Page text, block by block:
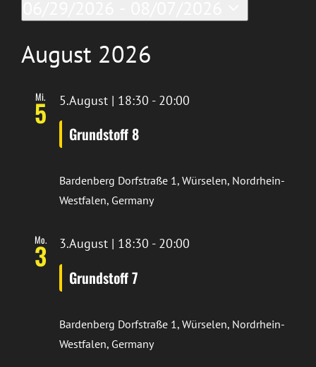
Datum
wählen.
August 2026
Mi.
5
Grundstoff 8
5.August | 18:30 - 20:00
Bardenberg Dorfstraße 1, Würselen, Nordrhein-
Westfalen, Germany
Mo.
3
Grundstoff 7
3.August | 18:30 - 20:00
Bardenberg Dorfstraße 1, Würselen, Nordrhein-
Westfalen, Germany